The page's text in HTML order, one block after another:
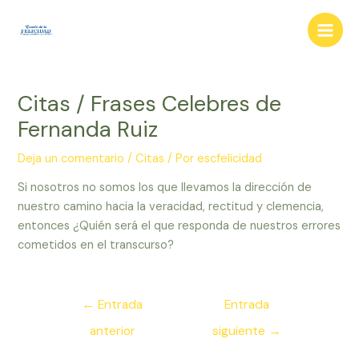
Main
Citas / Frases Celebres de
Fernanda Ruiz
Deja un comentario /Citas / Porescfelicidad
Si nosotros no somos los que llevamos la dirección de
nuestro camino hacia la veracidad, rectitud y clemencia,
entonces ¿Quién será el que responda de nuestros errores
cometidos en el transcurso?
Navegación
entradas
← Entrada
anterior
Entrada
siguiente →